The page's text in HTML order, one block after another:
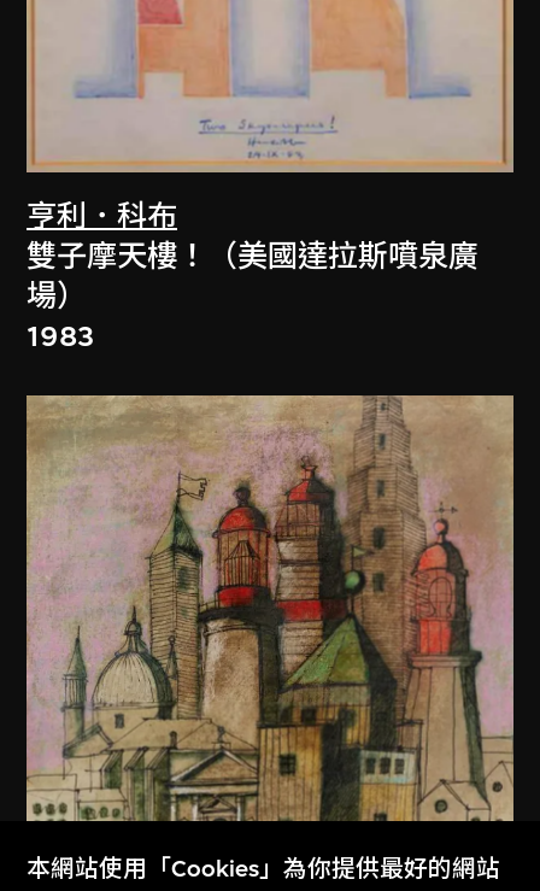
亨利．科布
雙子摩天樓！（美國達拉斯噴泉廣
場）
1983
本網站使用「Cookies」為你提供最好的網站